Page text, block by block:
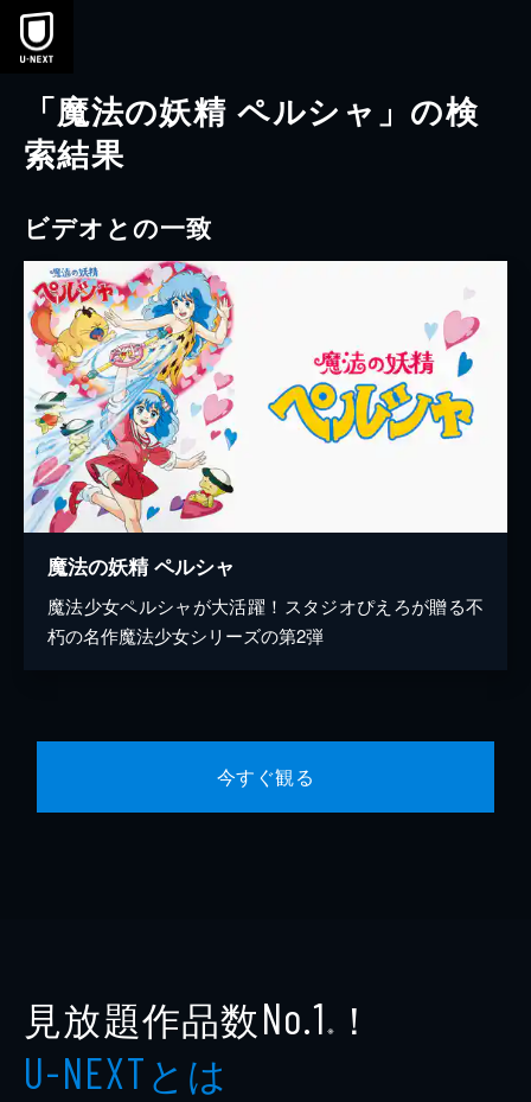
本文へスキップ
「魔法の妖精 ペルシャ」の検
索結果
ビデオとの一致
魔法の妖精 ペルシャ
魔法少女ペルシャが大活躍！スタジオぴえろが贈る不
朽の名作魔法少女シリーズの第2弾
今すぐ観る
見放題作品数No.1 ※ ！
U-NEXTとは